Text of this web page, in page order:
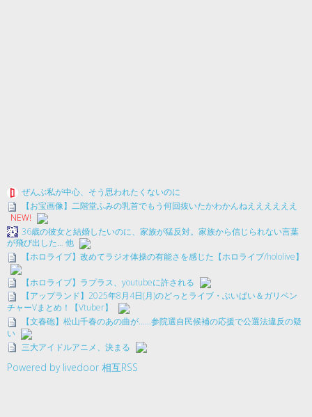
ぜんぶ私が中心、そう思われたくないのに
【お宝画像】二階堂ふみの乳首でもう何回抜いたかわかんねええええええ
NEW!
36歳の彼女と結婚したいのに、家族が猛反対。家族から信じられない言葉
が飛び出した… 他
【ホロライブ】改めてラジオ体操の有能さを感じた【ホロライブ/hololive】
【ホロライブ】ラプラス、youtubeに許される
【アップランド】2025年8月4日(月)のどっとライブ・ぶいぱい＆ガリベン
チャーVまとめ！【Vtuber】
【文春砲】松山千春のあの曲が……参院選自民候補の応援で公選法違反の疑
い
三大アイドルアニメ、決まる
Powered by livedoor 相互RSS